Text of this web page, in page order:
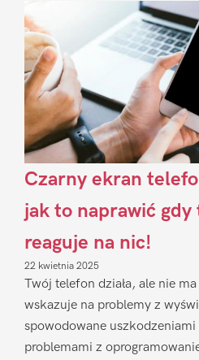
Czarny ekran
jak to naprawić
reaguje na nic!
22 kwietnia 2025
Twój telefon działa, ale nie
wskazuje na problemy z
spowodowane
problemami z